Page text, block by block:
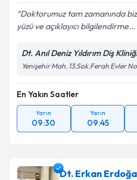
Metni'ni okudum ve
kapsamda
Takvim
Doktorumuz tam zamanında
yüzü ve açıklayıcı bilgilendirme...
Dt. Anıl Deniz Yıldırım Diş Kliniği
Yenişehir Mah. 13.Sok.Ferah Evler
En Yakın Saatler
Yarın
09:30
Yarın
09:45
Dt. Erkan